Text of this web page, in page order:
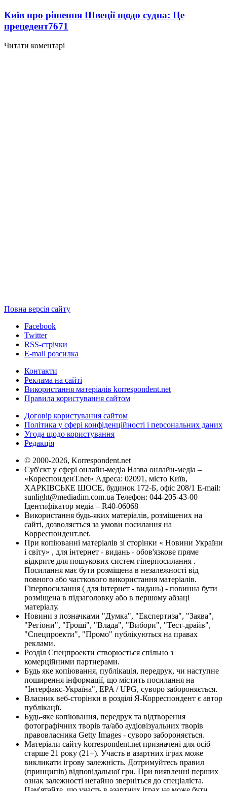
Київ про рішення Швеції щодо судна: Це
прецедент7671
Читати коментарі
Повна версія сайту
Facebook
Twitter
RSS-стрічки
E-mail розсилка
Контакти
Реклама на сайті
Використання матеріалів korrespondent.net
Правила користування сайтом
Договір користування сайтом
Політика у сфері конфіденційності і персональних даних
Угода щодо користування
Редакція
© 2000-2026, Korrespondent.net
Суб'єкт у сфері онлайн-медіа Назва онлайн-медіа –
«КореспонденТ.net» Адреса: 02091, місто Київ,
ХАРКІВСЬКЕ ШОСЕ, будинок 172-Б, офіс 208/1 E-mail:
sunlight@mediadim.com.ua Телефон: 044-205-43-00
Ідентифікатор медіа – R40-06068
Використання будь-яких матеріалів, розміщених на
сайті, дозволяється за умови посилання на
Корреспондент.net.
При копіюванні матеріалів зі сторінки « Новини України
і світу» , для інтернет - видань - обов'язкове пряме
відкрите для пошукових систем гіперпосилання .
Посилання має бути розміщена в незалежності від
повного або часткового використання матеріалів.
Гіперпосилання ( для інтернет - видань) - повинна бути
розміщена в підзаголовку або в першому абзаці
матеріалу.
Новини з позначками "Думка", "Експертиза", "Заява",
"Регіони", "Гроші", "Влада", "Вибори", "Тест-драйв",
"Спецпроекти", "Промо" публікуються на правах
реклами.
Розділ Спецпроекти створюється спільно з
комерційними партнерами.
Будь яке копіювання, публікація, передрук, чи наступне
поширення інформації, що містить посилання на
"Інтерфакс-Україна", EPA / UPG, суворо забороняється.
Власник веб-сторінки в розділі Я-Корреспондент є автор
публікації.
Будь-яке копіювання, передрук та відтворення
фотографічних творів та/або аудіовізуальних творів
правовласника Getty Images - суворо забороняється.
Матеріали сайту korrespondent.net призначені для осіб
старше 21 року (21+). Участь в азартних іграх може
викликати ігрову залежність. Дотримуйтесь правил
(принципів) відповідальної гри. При виявленні перших
ознак залежності негайно зверніться до спеціаліста.